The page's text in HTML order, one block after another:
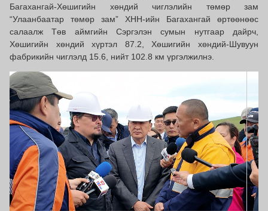
Багахангай-Хөшигийн хөндий чиглэлийн төмөр зам
“Улаанбаатар төмөр зам” ХНН-ийн Багахангай өртөөнөөс
салаалж Төв аймгийн Сэргэлэн сумын нутгаар дайрч,
Хөшигийн хөндий хүртэл 87.2, Хөшигийн хөндий-Шувуун
фабрикийн чиглэлд 15.6, нийт 102.8 км үргэлжилнэ.